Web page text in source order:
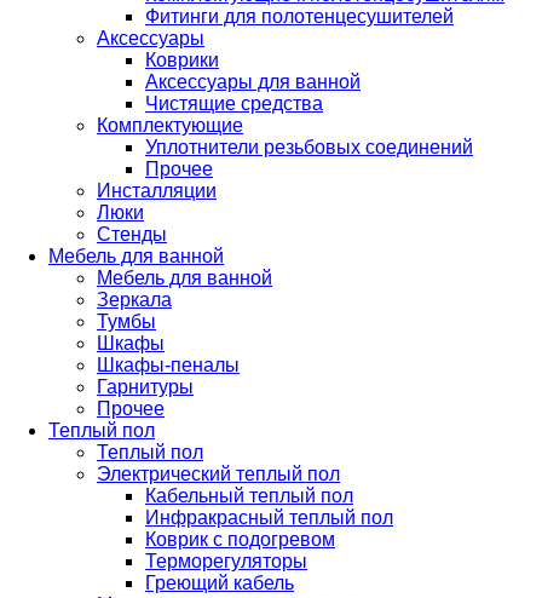
Фитинги для полотенцесушителей
Аксессуары
Коврики
Аксессуары для ванной
Чистящие средства
Комплектующие
Уплотнители резьбовых соединений
Прочее
Инсталляции
Люки
Стенды
Мебель для ванной
Мебель для ванной
Зеркала
Тумбы
Шкафы
Шкафы-пеналы
Гарнитуры
Прочее
Теплый пол
Теплый пол
Электрический теплый пол
Кабельный теплый пол
Инфракрасный теплый пол
Коврик с подогревом
Терморегуляторы
Греющий кабель